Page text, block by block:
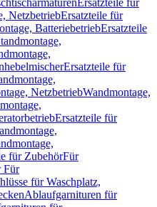
Ersatzteile für
NetzbetriebErsatzteile für
BatteriebetriebErsatzteile
Ersatzteile für
NetzbetriebWandmontage,
Ersatzteile für
für ZubehörFür
Für
für Waschplatz,
Ablaufgarnituren für